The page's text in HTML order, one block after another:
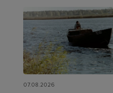
07.08.2026